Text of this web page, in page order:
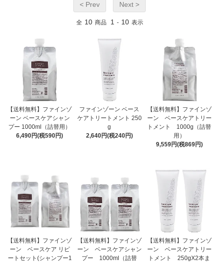
< Prev Next >
全 10 商品 1 - 10 表示
【送料無料】ファインゾ
ーン ベースケアシャン
プー 1000ml（詰替用）
6,490円(税590円)
ファインゾーン ベース
ケアトリートメント 250
g
2,640円(税240円)
【送料無料】ファインゾ
ーン ベースケアトリー
トメント 1000g（詰替
用）
9,559円(税869円)
【送料無料】ファインゾ
ーン ベースケア リピ
ートセット(シャンプー1
【送料無料】ファインゾ
ーン ベースケアシャン
プー 1000ml（詰替
【送料無料】ファインゾ
ーン ベースケアトリー
トメント 250gX2本ま